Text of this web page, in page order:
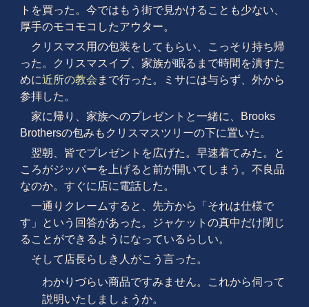
トを買った。今ではもう街で見かけることも少ない、
厚手のモコモコしたアウター。
クリスマス用の包装をしてもらい、こっそり持ち帰
った。クリスマスイブ、家族が眠るまで時間を潰すた
めに近所の教会 まで行った。ミサには与らず、外から
参拝した。
家に帰り、家族へのプレゼントと一緒に、Brooks
Brothersの包みもクリスマスツリーの下に置いた。
翌朝、皆でプレゼントを広げた。早速着てみた。と
ころがジッパーを上げると前が開いてしまう。不良品
なのか。すぐに店に電話した。
一通りクレームすると、先方から「それは仕様で
す」という回答があった。ジャケットの真中だけ閉じ
ることができるようになっているらしい。
そして店長らしき人がこう言った。
わかりづらい商品ですみません。これから伺って
説明いたしましょうか。